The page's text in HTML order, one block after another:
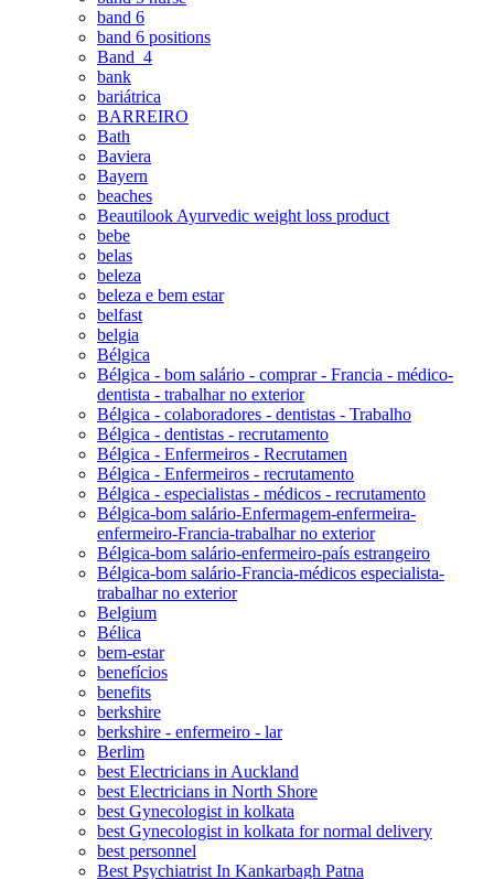
band 6
band 6 positions
Band_4
bank
bariátrica
BARREIRO
Bath
Baviera
Bayern
beaches
Beautilook Ayurvedic weight loss product
bebe
belas
beleza
beleza e bem estar
belfast
belgia
Bélgica
Bélgica - bom salário - comprar - Francia - médico-
dentista - trabalhar no exterior
Bélgica - colaboradores - dentistas - Trabalho
Bélgica - dentistas - recrutamento
Bélgica - Enfermeiros - Recrutamen
Bélgica - Enfermeiros - recrutamento
Bélgica - especialistas - médicos - recrutamento
Bélgica-bom salário-Enfermagem-enfermeira-
enfermeiro-Francia-trabalhar no exterior
Bélgica-bom salário-enfermeiro-país estrangeiro
Bélgica-bom salário-Francia-médicos especialista-
trabalhar no exterior
Belgium
Bélica
bem-estar
benefícios
benefits
berkshire
berkshire - enfermeiro - lar
Berlim
best Electricians in Auckland
best Electricians in North Shore
best Gynecologist in kolkata
best Gynecologist in kolkata for normal delivery
best personnel
Best Psychiatrist In Kankarbagh Patna